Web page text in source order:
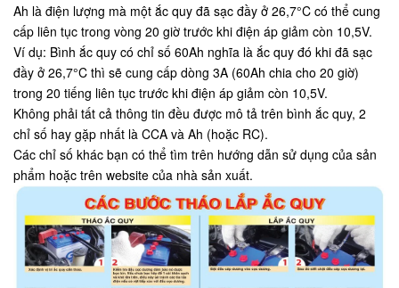
Ah là điện lượng mà một ắc quy đã sạc đầy ở 26,7°C có thể cung
cấp liên tục trong vòng 20 giờ trước khi điện áp giảm còn 10,5V.
Ví dụ: Bình ắc quy có chỉ số 60Ah nghĩa là ắc quy đó khi đã sạc
đầy ở 26,7°C thì sẽ cung cấp dòng 3A (60Ah chia cho 20 giờ)
trong 20 tiếng liên tục trước khi điện áp giảm còn 10,5V.
Không phải tất cả thông tin đều được mô tả trên bình ắc quy, 2
chỉ số hay gặp nhất là CCA và Ah (hoặc RC).
Các chỉ số khác bạn có thể tìm trên hướng dẫn sử dụng của sản
phẩm hoặc trên website của nhà sản xuất.